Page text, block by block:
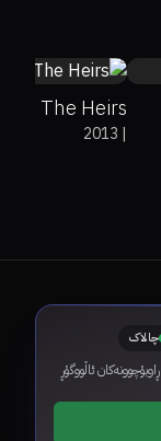
The Heirs
|
2013
چالاک
ئاڵووگۆڕ